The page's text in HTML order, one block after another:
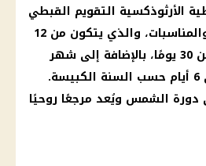
الأرثوذكسية التقويم القبطي
لتحديد مواعيد الأعياد والمناسبات، والذي يتكون من 12
شهرًا يتألف كل منها من 30 يومًا، بالإضافة إلى شهر
نسيء يتراوح بين 5 إلى 6 أيام حسب السنة الكبيسة.
دورة الشمس ويُعد مرجعًا روحيًا